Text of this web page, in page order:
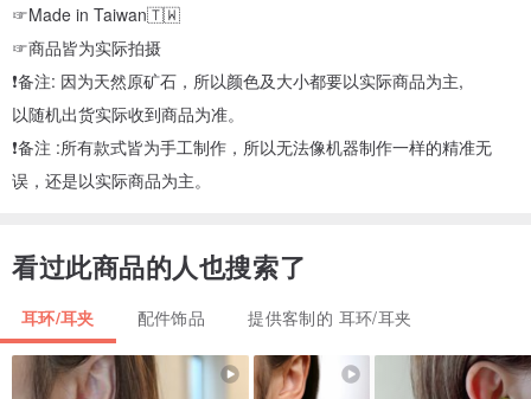
☞Made in Taiwan🇹🇼
☞商品皆为实际拍摄
❗️备注: 因为天然原矿石，所以颜色及大小都要以实际商品为主,
以随机出货实际收到商品为准。
❗️备注 :所有款式皆为手工制作，所以无法像机器制作一样的精准无
误，还是以实际商品为主。
看过此商品的人也搜索了
耳环/耳夹 配件饰品 提供客制的 耳环/耳夹